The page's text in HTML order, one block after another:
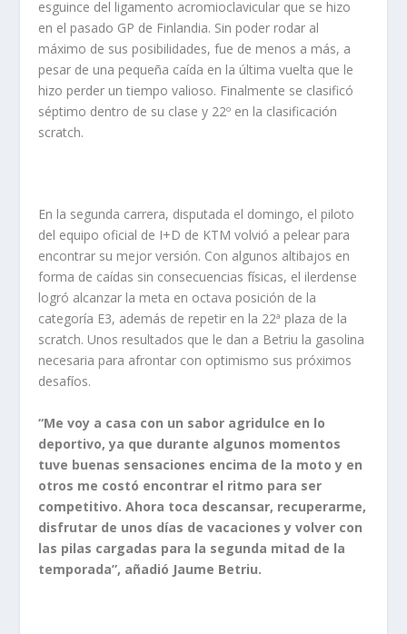
esguince del ligamento acromioclavicular que se hizo
en el pasado GP de Finlandia. Sin poder rodar al
máximo de sus posibilidades, fue de menos a más, a
pesar de una pequeña caída en la última vuelta que le
hizo perder un tiempo valioso. Finalmente se clasificó
séptimo dentro de su clase y 22º en la clasificación
scratch.
En la segunda carrera, disputada el domingo, el piloto
del equipo oficial de I+D de KTM volvió a pelear para
encontrar su mejor versión. Con algunos altibajos en
forma de caídas sin consecuencias físicas, el ilerdense
logró alcanzar la meta en octava posición de la
categoría E3, además de repetir en la 22ª plaza de la
scratch. Unos resultados que le dan a Betriu la gasolina
necesaria para afrontar con optimismo sus próximos
desafíos.
“Me voy a casa con un sabor agridulce en lo
deportivo, ya que durante algunos momentos
tuve buenas sensaciones encima de la moto y en
otros me costó encontrar el ritmo para ser
competitivo. Ahora toca descansar, recuperarme,
disfrutar de unos días de vacaciones y volver con
las pilas cargadas para la segunda mitad de la
temporada”, añadió Jaume Betriu.